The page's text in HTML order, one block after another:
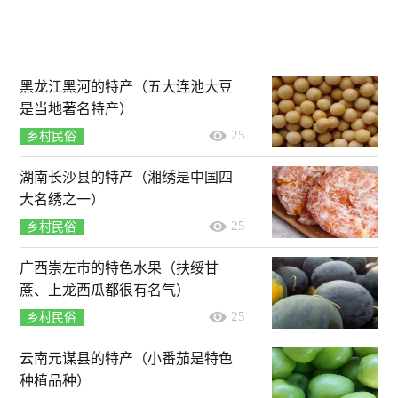
黑龙江黑河的特产（五大连池大豆
是当地著名特产）
乡村民俗 25
湖南长沙县的特产（湘绣是中国四
大名绣之一）
乡村民俗 25
广西崇左市的特色水果（扶绥甘
蔗、上龙西瓜都很有名气）
乡村民俗 25
云南元谋县的特产（小番茄是特色
种植品种）